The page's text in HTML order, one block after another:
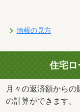
情報の見方
住宅ロ
月々の返済額から
の計算ができます。